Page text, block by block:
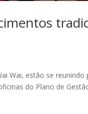
Wai, estão se
do Plano de